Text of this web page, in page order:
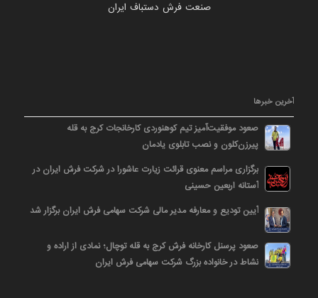
صنعت فرش دستباف ایران
آخرین خبرها
صعود موفقیت‌آمیز تیم کوهنوردی کارخانجات کرج به قله
پیرزن‌کلون و نصب تابلوی یادمان
برگزاری مراسم معنوی قرائت زیارت عاشورا در شرکت فرش ایران در
آستانه اربعین حسینی
آیین تودیع و معارفه مدیر مالی شرکت سهامی فرش ایران برگزار شد
صعود پرسنل کارخانه فرش کرج به قله توچال؛ نمادی از اراده و
نشاط در خانواده بزرگ شرکت سهامی فرش ایران